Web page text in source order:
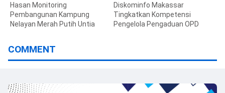
Hasan Monitoring
Pembangunan Kampung
Nelayan Merah Putih Untia
Diskominfo Makassar
Tingkatkan Kompetensi
Pengelola Pengaduan OPD
COMMENT